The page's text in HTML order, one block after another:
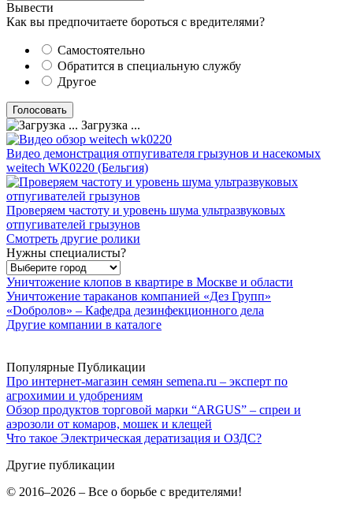
Вывести
Как вы предпочитаете бороться с вредителями?
Самостоятельно
Обратится в специальную службу
Другое
Загрузка ...
Видео демонстрация отпугивателя грызунов и насекомых
weitech WK0220 (Бельгия)
Проверяем частоту и уровень шума ультразвуковых
отпугивателей грызунов
Смотреть другие ролики
Нужны специалисты?
Уничтожение клопов в квартире в Москве и области
Уничтожение тараканов компанией «Дез Групп»
«Dобролов» – Кафедра дезинфекционного дела
Другие компании в каталоге
Популярные Публикации
Про интернет-магазин семян semena.ru – эксперт по
агрохимии и удобрениям
Обзор продуктов торговой марки “ARGUS” – спреи и
аэрозоли от комаров, мошек и клещей
Что такое Электрическая дератизация и ОЗДС?
Другие публикации
© 2016–2026 – Все о борьбе с вредителями!